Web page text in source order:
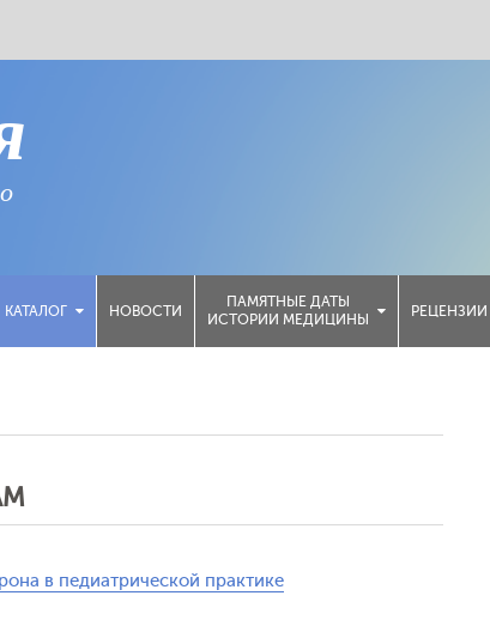
КАТАЛОГ НОВОСТИ
ПАМЯТНЫЕ ДАТЫ
ИСТОРИИ МЕДИЦИНЫ
РЕЦЕНЗИИ
в педиатрической практике